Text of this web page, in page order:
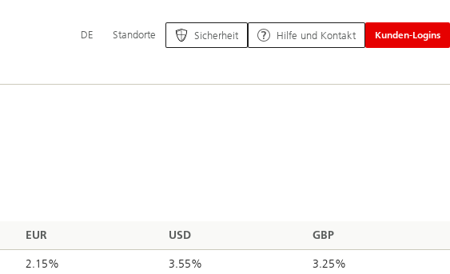
Hauptnavigation
DE Standorte Sicherheit Hilfe und Kontakt Kunden-Logins
EUR USD GBP
2.15% 3.55% 3.25%